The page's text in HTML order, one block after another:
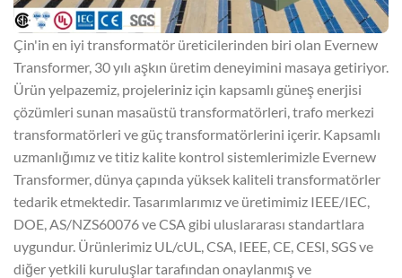
Çin'in en iyi transformatör üreticilerinden biri olan Evernew
Transformer, 30 yılı aşkın üretim deneyimini masaya getiriyor.
Ürün yelpazemiz, projeleriniz için kapsamlı güneş enerjisi
çözümleri sunan masaüstü transformatörleri, trafo merkezi
transformatörleri ve güç transformatörlerini içerir. Kapsamlı
uzmanlığımız ve titiz kalite kontrol sistemlerimizle Evernew
Transformer, dünya çapında yüksek kaliteli transformatörler
tedarik etmektedir. Tasarımlarımız ve üretimimiz IEEE/IEC,
DOE, AS/NZS60076 ve CSA gibi uluslararası standartlara
uygundur. Ürünlerimiz UL/cUL, CSA, IEEE, CE, CESI, SGS ve
diğer yetkili kuruluşlar tarafından onaylanmış ve